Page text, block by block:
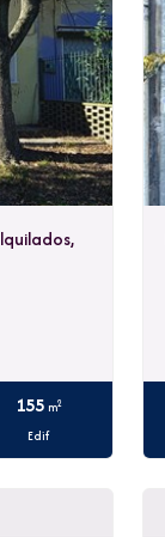
155 m2
Edif